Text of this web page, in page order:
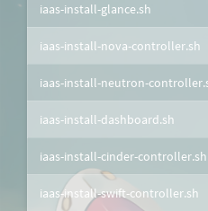
iaas-install-glance.sh
iaas-install-nova-controller.sh
iaas-install-neutron-
iaas-install-dashboard.sh
iaas-install-cinder-controller.sh
iaas-install-swift-controller.sh